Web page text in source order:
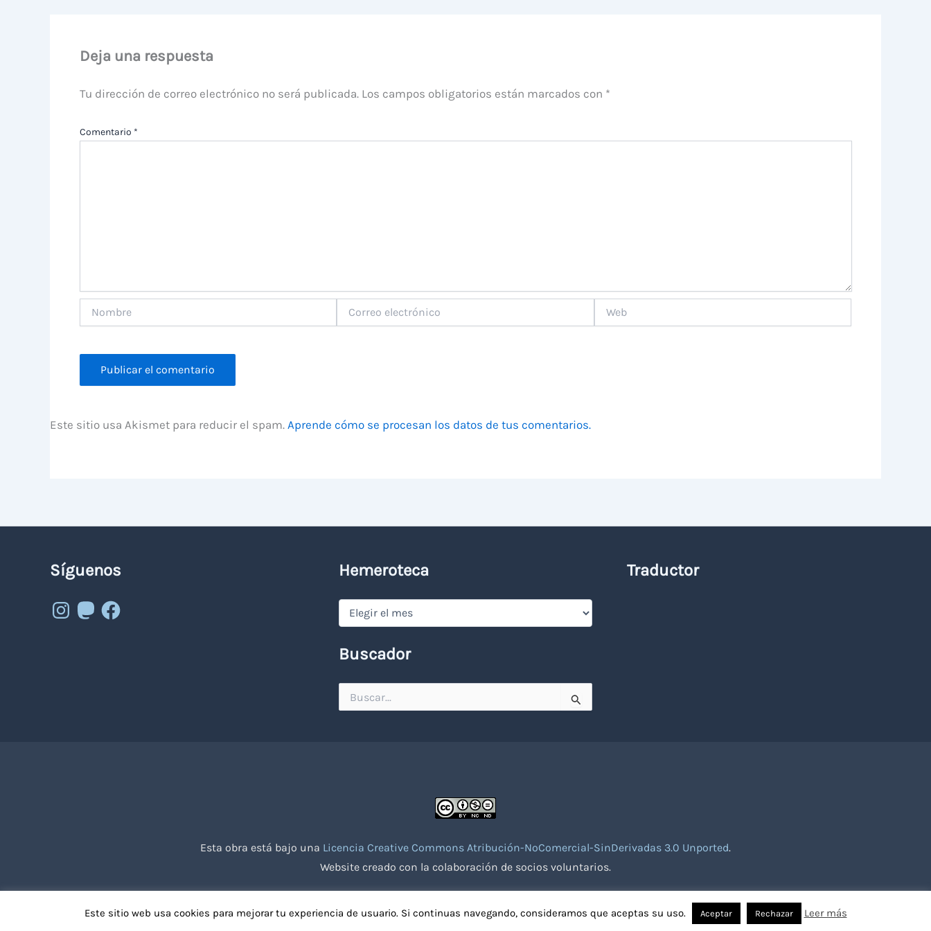
Deja una respuesta
Tu dirección de correo electrónico no será publicada. Los campos obligatorios están marcados con *
Comentario *
electrónico
Este sitio usa Akismet para reducir el spam. Aprende cómo se procesan los datos de tus comentarios.
Síguenos
Instagram
MastodonFacebook
Hemeroteca
Hemeroteca
Buscador
por:
Traductor
Esta obra está bajo una Licencia Creative Commons Atribución-NoComercial-SinDerivadas 3.0 Unported.
Website creado con la colaboración de socios voluntarios.
Este sitio web usa cookies para mejorar tu experiencia de usuario. Si continuas navegando, consideramos que aceptas su uso. Aceptar Rechazar Leer más